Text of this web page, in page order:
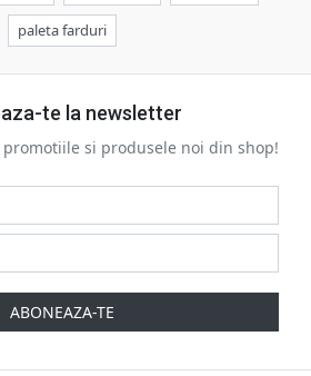
paleta farduri
te la newsletter
si produsele noi din shop!
ABONEAZA-TE